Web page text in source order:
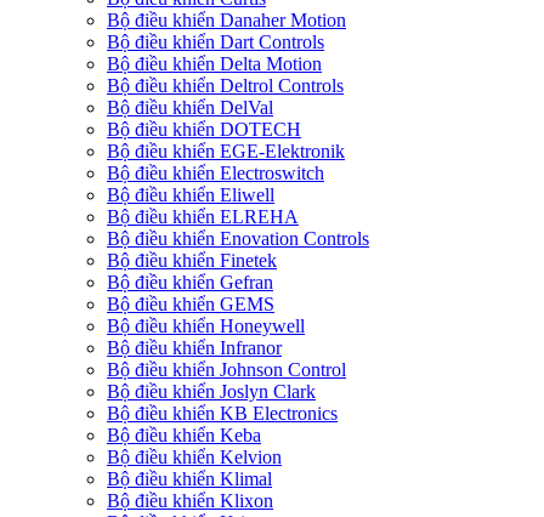
Bộ điều khiển Danaher Motion
Bộ điều khiển Dart Controls
Bộ điều khiển Delta Motion
Bộ điều khiển Deltrol Controls
Bộ điều khiển DelVal
Bộ điều khiển DOTECH
Bộ điều khiển EGE-Elektronik
Bộ điều khiển Electroswitch
Bộ điều khiển Eliwell
Bộ điều khiển ELREHA
Bộ điều khiển Enovation Controls
Bộ điều khiển Finetek
Bộ điều khiển Gefran
Bộ điều khiển GEMS
Bộ điều khiển Honeywell
Bộ điều khiển Infranor
Bộ điều khiển Johnson Control
Bộ điều khiển Joslyn Clark
Bộ điều khiển KB Electronics
Bộ điều khiển Keba
Bộ điều khiển Kelvion
Bộ điều khiển Klimal
Bộ điều khiển Klixon